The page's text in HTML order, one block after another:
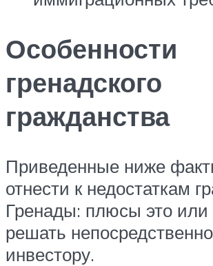
Особенности
гренадского
гражданства
Приведенные ниже
отнести к недостаткам
Гренады: плюсы это
решать непосредственно
инвестору.